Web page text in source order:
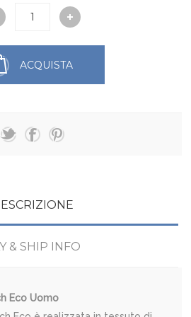
ACQUISTA
& SHIP INFO
Eco Uomo